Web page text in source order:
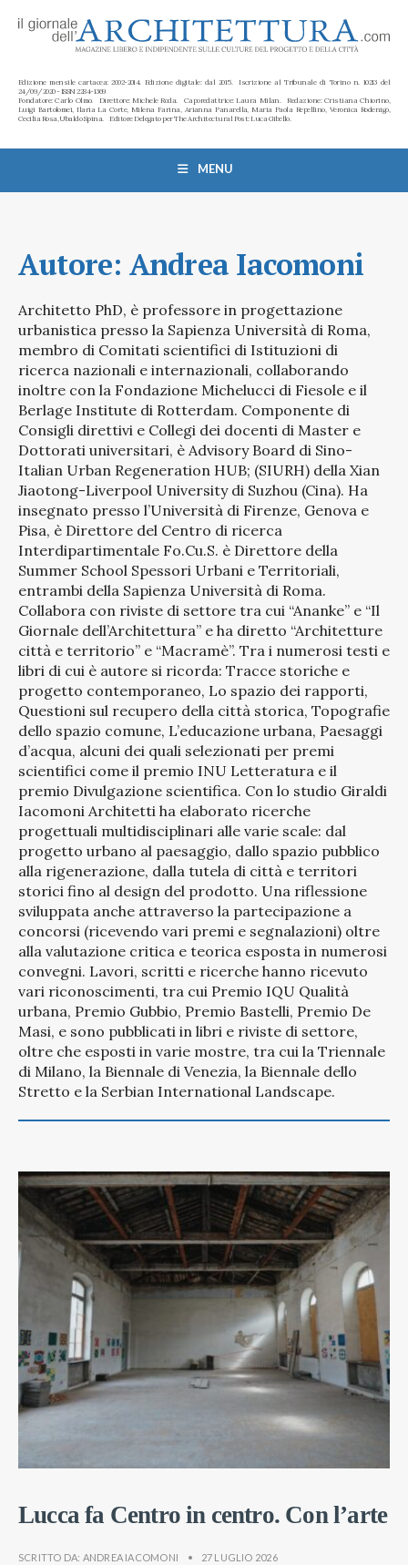
Edizione mensile cartacea: 2002-2014. Edizione digitale: dal 2015. Iscrizione al Tribunale di Torino n. 10213 del
24/09/2020 - ISSN 2284-1369
Fondatore: Carlo Olmo. Direttore: Michele Roda. Caporedattrice: Laura Milan. Redazione: Cristiana Chiorino,
Luigi Bartolomei, Ilaria La Corte, Milena Farina, Arianna Panarella, Maria Paola Repellino, Veronica Rodenigo,
Cecilia Rosa, Ubaldo Spina. Editore Delegato per The Architectural Post: Luca Gibello.
MENU
Autore: Andrea Iacomoni
Architetto PhD, è professore in progettazione
urbanistica presso la Sapienza Università di Roma,
membro di Comitati scientifici di Istituzioni di
ricerca nazionali e internazionali, collaborando
inoltre con la Fondazione Michelucci di Fiesole e il
Berlage Institute di Rotterdam. Componente di
Consigli direttivi e Collegi dei docenti di Master e
Dottorati universitari, è Advisory Board di Sino-
Italian Urban Regeneration HUB; (SIURH) della Xian
Jiaotong-Liverpool University di Suzhou (Cina). Ha
insegnato presso l’Università di Firenze, Genova e
Pisa, è Direttore del Centro di ricerca
Interdipartimentale Fo.Cu.S. è Direttore della
Summer School Spessori Urbani e Territoriali,
entrambi della Sapienza Università di Roma.
Collabora con riviste di settore tra cui “Ananke” e “Il
Giornale dell’Architettura” e ha diretto “Architetture
città e territorio” e “Macramè”. Tra i numerosi testi e
libri di cui è autore si ricorda: Tracce storiche e
progetto contemporaneo, Lo spazio dei rapporti,
Questioni sul recupero della città storica, Topografie
dello spazio comune, L’educazione urbana, Paesaggi
d’acqua, alcuni dei quali selezionati per premi
scientifici come il premio INU Letteratura e il
premio Divulgazione scientifica. Con lo studio Giraldi
Iacomoni Architetti ha elaborato ricerche
progettuali multidisciplinari alle varie scale: dal
progetto urbano al paesaggio, dallo spazio pubblico
alla rigenerazione, dalla tutela di città e territori
storici fino al design del prodotto. Una riflessione
sviluppata anche attraverso la partecipazione a
concorsi (ricevendo vari premi e segnalazioni) oltre
alla valutazione critica e teorica esposta in numerosi
convegni. Lavori, scritti e ricerche hanno ricevuto
vari riconoscimenti, tra cui Premio IQU Qualità
urbana, Premio Gubbio, Premio Bastelli, Premio De
Masi, e sono pubblicati in libri e riviste di settore,
oltre che esposti in varie mostre, tra cui la Triennale
di Milano, la Biennale di Venezia, la Biennale dello
Stretto e la Serbian International Landscape.
Lucca fa Centro in centro. Con l’arte
SCRITTO DA: ANDREA IACOMONI • 27 LUGLIO 2026